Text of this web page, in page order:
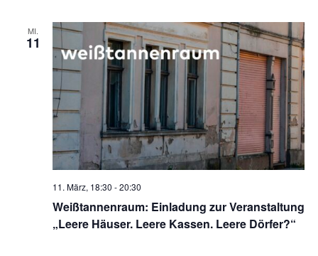
MI.
11
Weißtannenraum: Einladung zur Veranstaltung
„Leere Häuser. Leere Kassen. Leere Dörfer?“
11. März, 18:30 -20:30